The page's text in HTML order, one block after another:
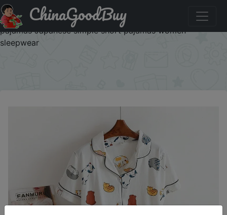
Паридбати з промокодом IFPVYBU New 100% cotton
short-sleeved shorts ladies pajamas set cute cartoon
pajamas Japanese simple short pajamas women
sleepwear
ChinaGoodBuy